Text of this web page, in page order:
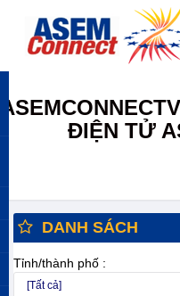
ĐIỆN TỬ
DANH SÁCH
Tỉnh/thành phố :